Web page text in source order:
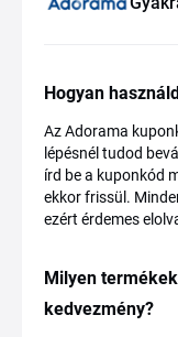
Hogyan
Az Adorama
lépésnél tudod
írd be a kuponkód
ekkor frissül.
ezért érdemes
Milyen
kedvezmény?